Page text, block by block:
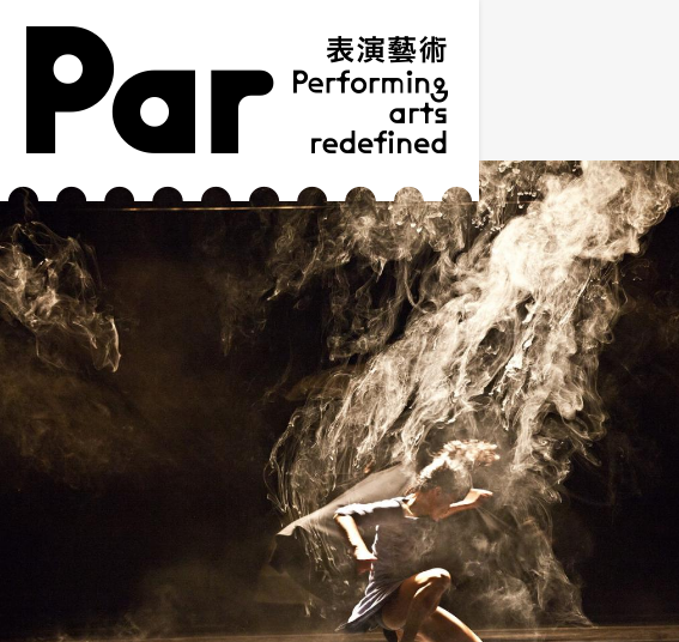
跳到主要内容区块
网站导览